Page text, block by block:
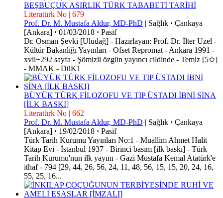
BEŞBUÇUK ASIRLIK TÜRK TABABETİ TARİHİ
Literatürk No | 679
Prof. Dr. M. Mustafa Aldur, MD-PhD | Sağlık · Çankaya
[Ankara] · 01/03/2018 · Pasif
Dr. Osman Şevki [Uludağ] - Hazırlayan: Prof. Dr. İlter Uzel -
Kültür Bakanlığı Yayınları - Ofset Repromat - Ankara 1991 -
xvii+292 sayfa - Şömizli özgün yayıncı cildinde - Temiz [5✩]
- MMAK - DüK1
BÜYÜK TÜRK FİLOZOFU VE TIP ÜSTADI İBNİ SİNA
[İLK BASKI]
Literatürk No | 662
Prof. Dr. M. Mustafa Aldur, MD-PhD | Sağlık · Çankaya
[Ankara] · 19/02/2018 · Pasif
Türk Tarih Kurumu Yayınları No:1 - Muallim Ahmet Halit
Kitap Evi - İstanbul 1937 - Birinci basım [ilk baskı] - Türk
Tarih Kurumu'nun ilk yayını - Gazi Mustafa Kemal Atatürk'e
ithaf - 794 [29, 44, 26, 56, 24, 11, 48, 56, 15, 15, 20, 24, 16,
55, 25, 16...